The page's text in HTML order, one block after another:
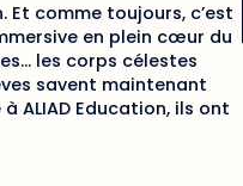
comme toujours, c’est
en plein cœur du
les corps célestes
savent maintenant
ALIAD Education, ils ont